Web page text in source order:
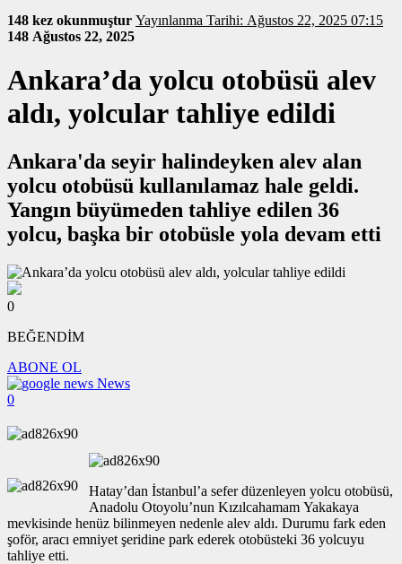
148 kez okunmuştur
Yayınlanma Tarihi: Ağustos 22, 2025 07:15
148 Ağustos 22, 2025
Ankara’da yolcu otobüsü alev
aldı, yolcular tahliye edildi
Ankara'da seyir halindeyken alev alan
yolcu otobüsü kullanılamaz hale geldi.
Yangın büyümeden tahliye edilen 36
yolcu, başka bir otobüsle yola devam etti
0
BEĞENDİM
ABONE OL
News
0
Hatay’dan İstanbul’a sefer düzenleyen yolcu otobüsü,
Anadolu Otoyolu’nun Kızılcahamam Yakakaya
mevkisinde henüz bilinmeyen nedenle alev aldı. Durumu fark eden
şoför, aracı emniyet şeridine park ederek otobüsteki 36 yolcuyu
tahliye etti.